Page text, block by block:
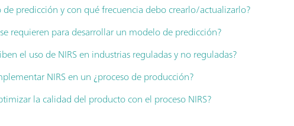
predicción y con qué frecuencia debo crearlo/actualizarlo?
requieren para desarrollar un modelo de predicción?
el uso de NIRS en industrias reguladas y no reguladas?
NIRS en un ¿proceso de producción?
la calidad del producto con el proceso NIRS?